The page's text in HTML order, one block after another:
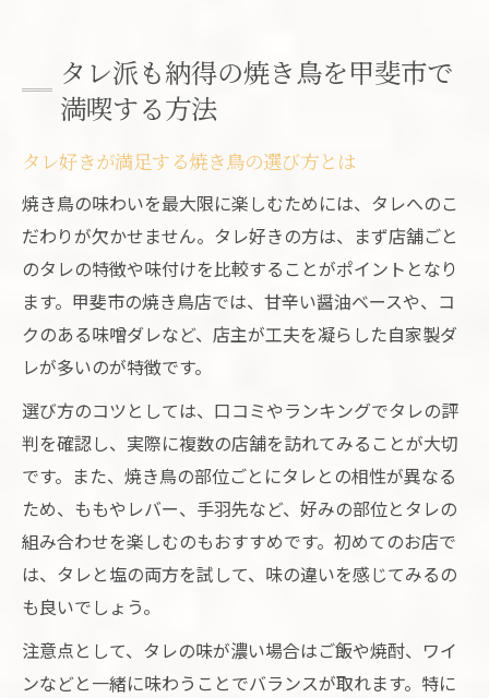
タレ派も納得の焼き鳥を甲斐市で
満喫する方法
タレ好きが満足する焼き鳥の選び方とは
焼き鳥の味わいを最大限に楽しむためには、タレへのこ
だわりが欠かせません。タレ好きの方は、まず店舗ごと
のタレの特徴や味付けを比較することがポイントとなり
ます。甲斐市の焼き鳥店では、甘辛い醤油ベースや、コ
クのある味噌ダレなど、店主が工夫を凝らした自家製ダ
レが多いのが特徴です。
選び方のコツとしては、口コミやランキングでタレの評
判を確認し、実際に複数の店舗を訪れてみることが大切
です。また、焼き鳥の部位ごとにタレとの相性が異なる
ため、ももやレバー、手羽先など、好みの部位とタレの
組み合わせを楽しむのもおすすめです。初めてのお店で
は、タレと塩の両方を試して、味の違いを感じてみるの
も良いでしょう。
注意点として、タレの味が濃い場合はご飯や焼酎、ワイ
ンなどと一緒に味わうことでバランスが取れます。特に